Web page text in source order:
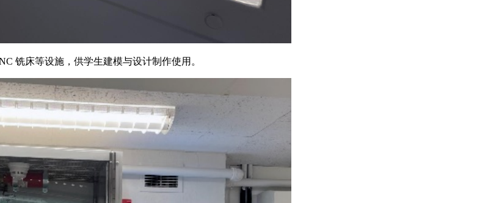
铣床等设施，供学生建模与设计制作使用。